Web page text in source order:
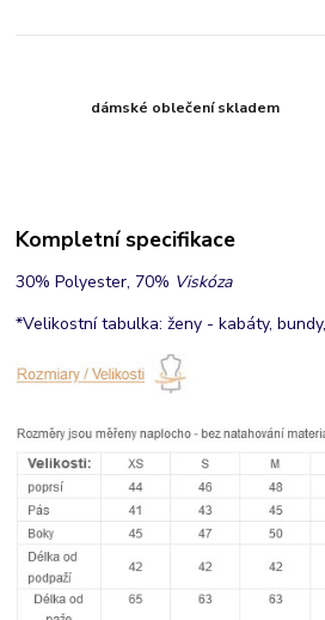
dámské oblečení skladem
Kompletní specifikace
30% Polyester, 70% Viskóza
*Velikostní tabulka: ženy - kabáty,